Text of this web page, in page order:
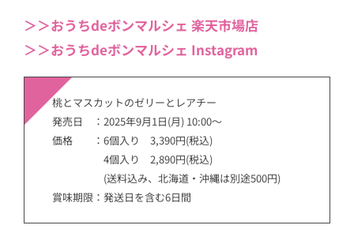
＞＞おうちdeボンマルシェ 楽天市場店
＞＞おうちdeボンマルシェ Instagram
桃とマスカットのゼリーとレアチー
発売日 ：2025年9月1日(月) 10:00～
価格 ：6個入り 3,390円(税込)
4個入り 2,890円(税込)
(送料込み、北海道・沖縄は別途500円)
賞味期限：発送日を含む6日間